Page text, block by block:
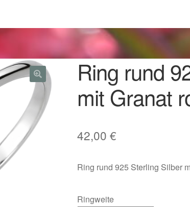
2023
2025
2016
2018Im Gedenken an
zu Fasching & Co.
Ring rund
mit Granat
42,00 €
Ring rund 925 Sterling Silber
Ringweite